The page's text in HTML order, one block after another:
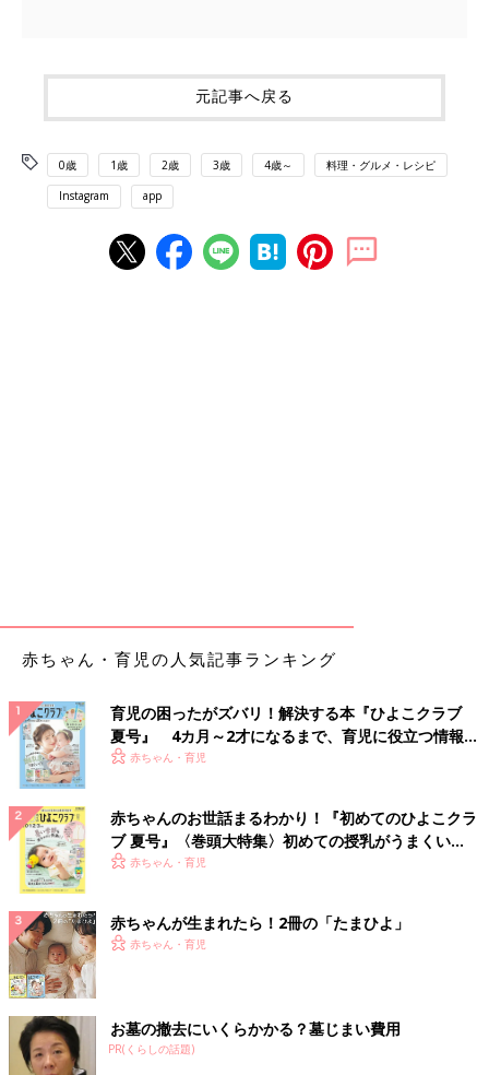
元記事へ戻る
0歳 1歳 2歳 3歳 4歳～ 料理・グルメ・レシピ
Instagram app
赤ちゃん・育児の人気記事ランキング
育児の困ったがズバリ！解決する本『ひよこクラブ
夏号』 4カ月～2才になるまで、育児に役立つ情報が
いっぱい！
赤ちゃん・育児
赤ちゃんのお世話まるわかり！『初めてのひよこクラ
ブ 夏号』〈巻頭大特集〉初めての授乳がうまくい
く！ おっぱい・ミルクの基本と夏のトラブル 解決テ
赤ちゃん・育児
赤ちゃんが生まれたら！2冊の「たまひよ」
赤ちゃん・育児
お墓の撤去にいくらかかる？墓じまい費用
PR(くらしの話題)